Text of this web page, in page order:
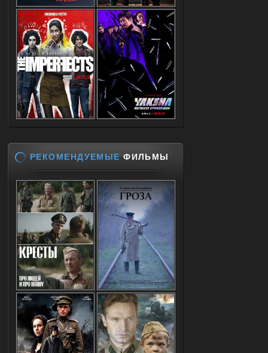
РЕКОМЕНДУЕМЫЕ ФИЛЬМЫ